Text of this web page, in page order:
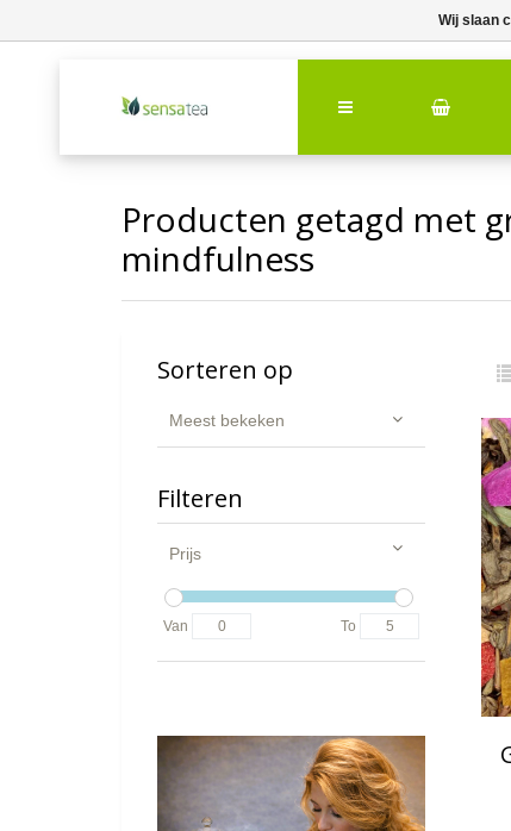
Producten getagd met
mindfulness
Sorteren op
Meest bekeken
Filteren
Prijs
Van To
Wij slaan